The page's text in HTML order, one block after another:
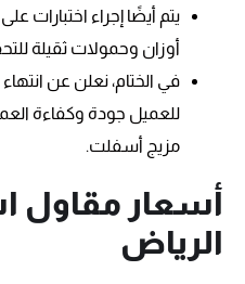
يتم أيضًا إجراء اختبارات
أوزان وحمولات ثقيلة
في الختام، نعلن عن
للعميل جودة وكفاءة
مزيج أسفلت.
أسعار مقاول
الرياض